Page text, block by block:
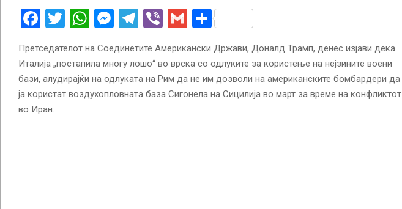
Facebook
Twitter
WhatsApp
Messenger
Telegram
ViberGmailShare
Претседателот на Соединетите Американски Држави, Доналд Трамп, денес изјави дека
Италија „постапила многу лошо“ во врска со одлуките за користење на нејзините воени
бази, алудирајќи на одлуката на Рим да не им дозволи на американските бомбардери да
ја користат воздухопловната база Сигонела на Сицилија во март за време на конфликтот
во Иран.